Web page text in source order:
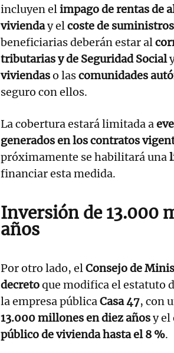
incluyen elimpago de rentas de
vivienday elcoste de
beneficiarias deberán estar al
tributarias y de Seguridad Social
viviendaso lascomunidades
seguro con ellos.
La cobertura estará limitada a
generados en los contratos
próximamente se habilitará una
financiar esta medida.
Inversión de13.000
años
Por otro lado, elConsejo de
decretoque modifica el estatuto
la empresa públicaCasa 47, con
13.000 millones en diez añosy el
público de vivienda hasta el 8 %.